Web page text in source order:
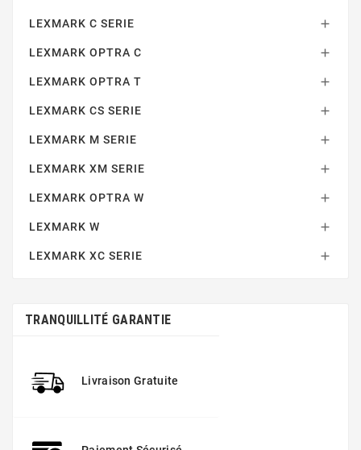
LEXMARK C SERIE 
LEXMARK OPTRA C 
LEXMARK OPTRA T 
LEXMARK CS SERIE 
LEXMARK M SERIE 
LEXMARK XM SERIE 
LEXMARK OPTRA W 
LEXMARK W 
LEXMARK XC SERIE 
TRANQUILLITÉ GARANTIE
Livraison Gratuite